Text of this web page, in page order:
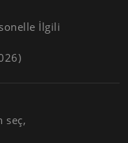
İlgili
seç,